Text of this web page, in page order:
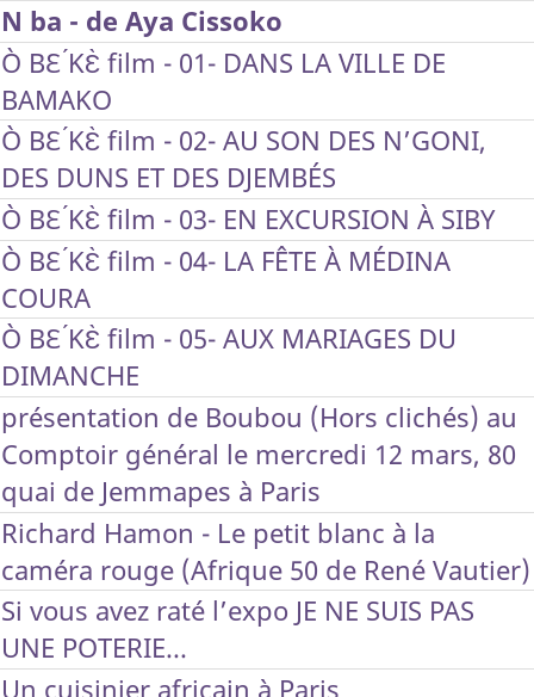
N ba - de Aya Cissoko
Ò BƐ ́KƐ̀ film - 01- DANS LA VILLE DE
BAMAKO
Ò BƐ ́KƐ̀ film - 02- AU SON DES N’GONI,
DES DUNS ET DES DJEMBÉS
Ò BƐ ́KƐ̀ film - 03- EN EXCURSION À SIBY
Ò BƐ ́KƐ̀ film - 04- LA FÊTE À MÉDINA
COURA
Ò BƐ ́KƐ̀ film - 05- AUX MARIAGES DU
DIMANCHE
présentation de Boubou (Hors clichés) au
Comptoir général le mercredi 12 mars, 80
quai de Jemmapes à Paris
Richard Hamon - Le petit blanc à la
caméra rouge (Afrique 50 de René Vautier)
Si vous avez raté l’expo JE NE SUIS PAS
UNE POTERIE...
Un cuisinier africain à Paris